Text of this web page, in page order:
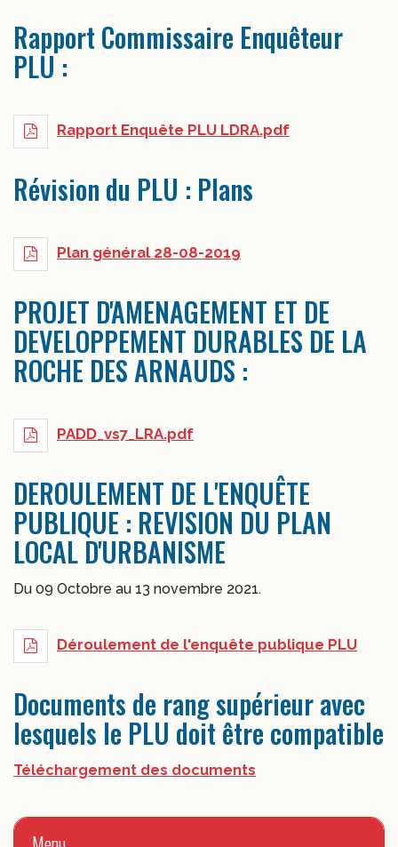
Rapport Commissaire Enquêteur
PLU :
Rapport Enquête PLU LDRA.pdf
Révision du PLU : Plans
Plan général 28-08-2019
PROJET D'AMENAGEMENT ET DE
DEVELOPPEMENT DURABLES DE LA
ROCHE DES ARNAUDS :
PADD_vs7_LRA.pdf
DEROULEMENT DE L'ENQUÊTE
PUBLIQUE : REVISION DU PLAN
LOCAL D'URBANISME
Du 09 Octobre au 13 novembre 2021.
Déroulement de l'enquête publique PLU
Documents de rang supérieur avec
lesquels le PLU doit être compatible
Téléchargement des documents